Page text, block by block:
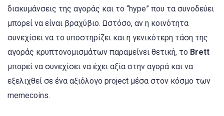
διακυμάνσεις της αγοράς και το “hype” που τα συνοδεύει
μπορεί να είναι βραχύβιο. Ωστόσο, αν η κοινότητα
συνεχίσει να το υποστηρίζει και η γενικότερη τάση της
αγοράς κρυπτονομισμάτων παραμείνει θετική, το Brett
μπορεί να συνεχίσει να έχει αξία στην αγορά και να
εξελιχθεί σε ένα αξιόλογο project μέσα στον κόσμο των
memecoins.